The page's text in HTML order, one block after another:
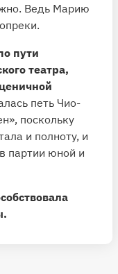
Ведь Марию
пути
театра,
петь Чио-
поскольку
и полноту, и
партии юной и